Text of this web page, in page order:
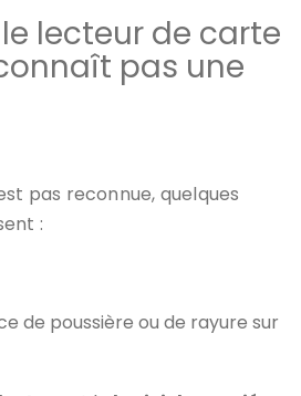
lecteur de carte
pas une
pas reconnue, quelques
:
de poussière ou de rayure sur